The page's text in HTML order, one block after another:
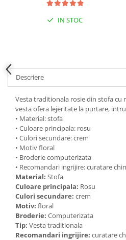
IN STOC
Descriere
Vesta traditionala rosie din stofa
vesta ofera lejeritate la purtare,
• Material: stofa
• Culoare principala: rosu
• Culori secundare: crem
• Motiv floral
• Broderie computerizata
• Recomandari ingrijire: curatare
Material: Stofa
Culoare principala: Rosu
Culori secundare: crem
Motiv: floral
Broderie: Computerizata
Tip: Vesta traditionala
Recomandari ingrijire: curatare